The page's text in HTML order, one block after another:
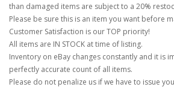
than damaged items are subject to a 20%
Please be sure this is an item you want before
Customer Satisfaction is our TOP priority!
All items are IN STOCK at time of listing.
Inventory on eBay changes constantly and it is
perfectly accurate count of all items.
Please do not penalize us if we have to issue